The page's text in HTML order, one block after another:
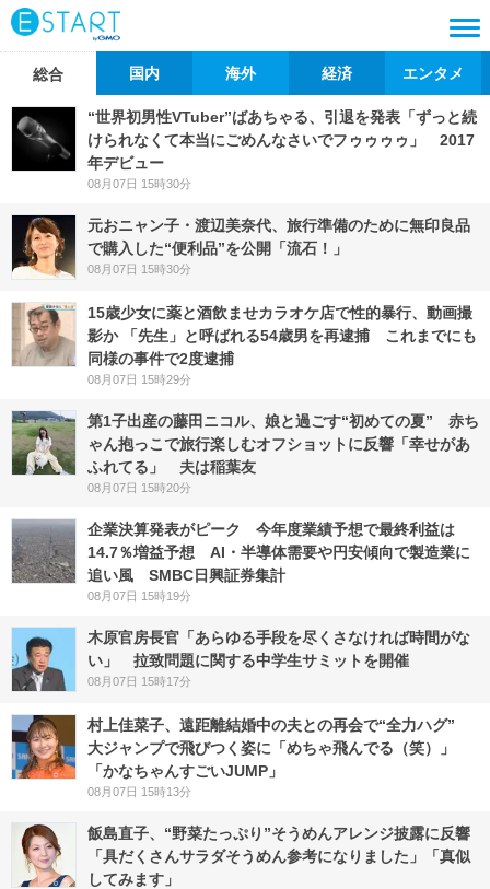
総合 国内 海外 経済 エンタメ
“世界初男性VTuber”ばあちゃる、引退を発表「ずっと続
けられなくて本当にごめんなさいでフゥゥゥゥ」 2017
年デビュー
08月07日 15時30分
元おニャン子・渡辺美奈代、旅行準備のために無印良品
で購入した“便利品”を公開「流石！」
08月07日 15時30分
15歳少女に薬と酒飲ませカラオケ店で性的暴行、動画撮
影か 「先生」と呼ばれる54歳男を再逮捕 これまでにも
同様の事件で2度逮捕
08月07日 15時29分
第1子出産の藤田ニコル、娘と過ごす“初めての夏” 赤ち
ゃん抱っこで旅行楽しむオフショットに反響「幸せがあ
ふれてる」 夫は稲葉友
08月07日 15時20分
企業決算発表がピーク 今年度業績予想で最終利益は
14.7％増益予想 AI・半導体需要や円安傾向で製造業に
追い風 SMBC日興証券集計
08月07日 15時19分
木原官房長官「あらゆる手段を尽くさなければ時間がな
い」 拉致問題に関する中学生サミットを開催
08月07日 15時17分
村上佳菜子、遠距離結婚中の夫との再会で“全力ハグ”
大ジャンプで飛びつく姿に「めちゃ飛んでる（笑）」
「かなちゃんすごいJUMP」
08月07日 15時13分
飯島直子、“野菜たっぷり”そうめんアレンジ披露に反響
「具だくさんサラダそうめん参考になりました」「真似
してみます」